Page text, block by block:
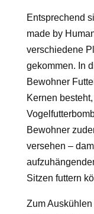
Entsprechend
made by
verschiedene
gekommen. In
Bewohner
Kernen
Bewohner
versehen –
Sitzen futtern
Zum